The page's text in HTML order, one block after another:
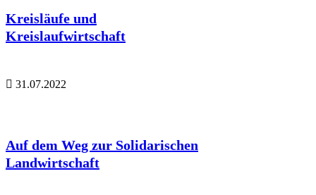
Kreisläufe und
Kreislaufwirtschaft
31.07.2022
Auf dem Weg zur Solidarischen
Landwirtschaft